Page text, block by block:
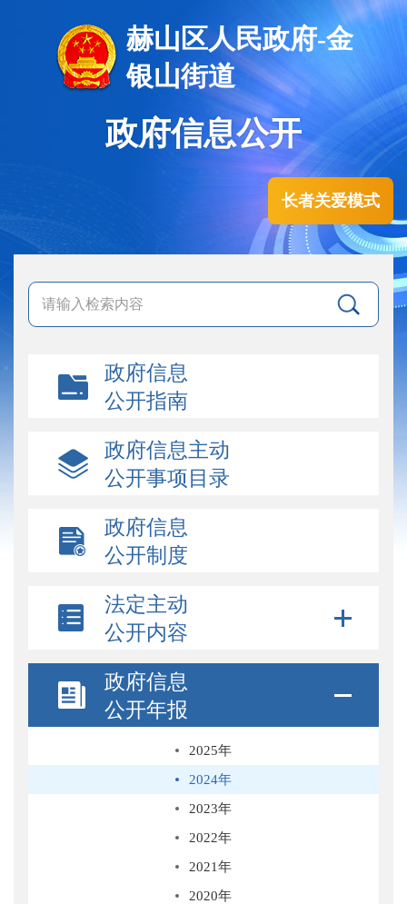
赫山区人民政府-金
银山街道
政府信息公开
长者关爱模式
政府信息
公开指南
政府信息主动
公开事项目录
政府信息
公开制度
法定主动
公开内容
政府信息
公开年报
2025年
2024年
2023年
2022年
2021年
2020年